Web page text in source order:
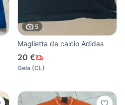
5
Maglietta da calcio Adidas
20 €
Gela (CL)